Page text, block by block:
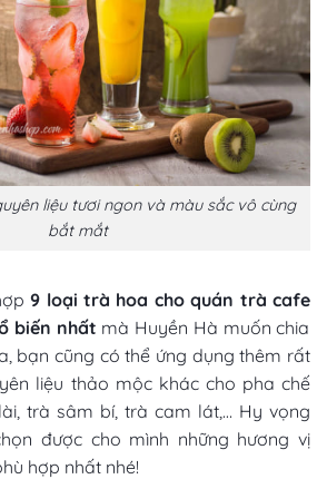
liệu tươi ngon và màu sắc vô cùng
bắt mắt
9 loại trà hoa cho quán trà cafe
biến nhất mà Huyền Hà muốn chia
bạn cũng có thể ứng dụng thêm rất
liệu thảo mộc khác cho pha chế
trà sâm bí, trà cam lát,… Hy vọng
được cho mình những hương vị
hợp nhất nhé!